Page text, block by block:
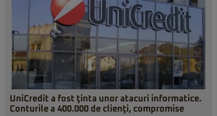
UniCredit a fost ţinta unor atacuri informatice.
Conturile a 400.000 de clienţi, compromise